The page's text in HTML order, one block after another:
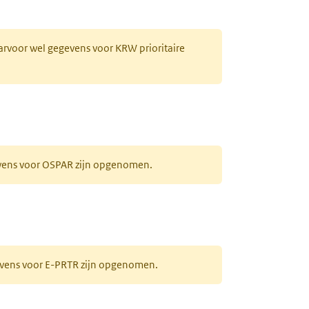
wel gegevens voor KRW prioritaire
voor OSPAR zijn opgenomen.
voor E-PRTR zijn opgenomen.